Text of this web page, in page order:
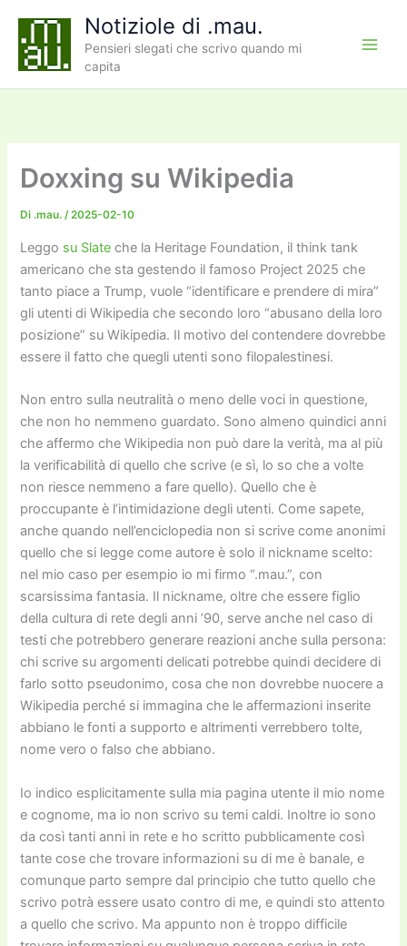
contenuto
Notiziole di .mau.
Pensieri slegati che scrivo quando mi
capita
Doxxing su Wikipedia
Di .mau./2025-02-10
Leggo su Slate che la Heritage Foundation, il think tank
americano che sta gestendo il famoso Project 2025 che
tanto piace a Trump, vuole “identificare e prendere di mira”
gli utenti di Wikipedia che secondo loro “abusano della loro
posizione” su Wikipedia. Il motivo del contendere dovrebbe
essere il fatto che quegli utenti sono filopalestinesi.
Non entro sulla neutralità o meno delle voci in questione,
che non ho nemmeno guardato. Sono almeno quindici anni
che affermo che Wikipedia non può dare la verità, ma al più
la verificabilità di quello che scrive (e sì, lo so che a volte
non riesce nemmeno a fare quello). Quello che è
proccupante è l’intimidazione degli utenti. Come sapete,
anche quando nell’enciclopedia non si scrive come anonimi
quello che si legge come autore è solo il nickname scelto:
nel mio caso per esempio io mi firmo “.mau.”, con
scarsissima fantasia. Il nickname, oltre che essere figlio
della cultura di rete degli anni ’90, serve anche nel caso di
testi che potrebbero generare reazioni anche sulla persona:
chi scrive su argomenti delicati potrebbe quindi decidere di
farlo sotto pseudonimo, cosa che non dovrebbe nuocere a
Wikipedia perché si immagina che le affermazioni inserite
abbiano le fonti a supporto e altrimenti verrebbero tolte,
nome vero o falso che abbiano.
Io indico esplicitamente sulla mia pagina utente il mio nome
e cognome, ma io non scrivo su temi caldi. Inoltre io sono
da così tanti anni in rete e ho scritto pubblicamente così
tante cose che trovare informazioni su di me è banale, e
comunque parto sempre dal principio che tutto quello che
scrivo potrà essere usato contro di me, e quindi sto attento
a quello che scrivo. Ma appunto non è troppo difficile